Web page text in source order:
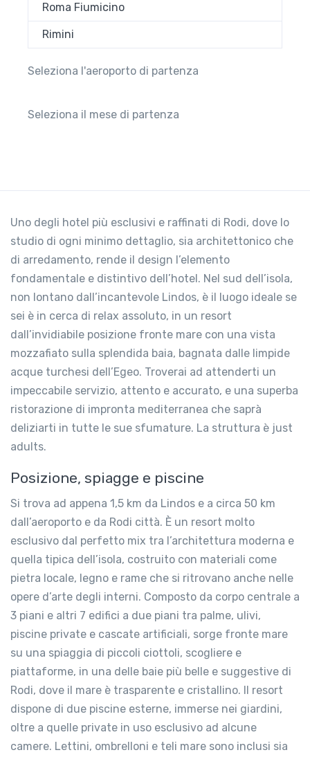
Roma Fiumicino
Rimini
Seleziona l'aeroporto di partenza
Seleziona il mese di partenza
Uno degli hotel più esclusivi e raffinati di Rodi, dove lo
studio di ogni minimo dettaglio, sia architettonico che
di arredamento, rende il design l’elemento
fondamentale e distintivo dell’hotel. Nel sud dell’isola,
non lontano dall’incantevole Lindos, è il luogo ideale se
sei è in cerca di relax assoluto, in un resort
dall’invidiabile posizione fronte mare con una vista
mozzafiato sulla splendida baia, bagnata dalle limpide
acque turchesi dell’Egeo. Troverai ad attenderti un
impeccabile servizio, attento e accurato, e una superba
ristorazione di impronta mediterranea che saprà
deliziarti in tutte le sue sfumature. La struttura è just
adults.
Posizione, spiagge e piscine
Si trova ad appena 1,5 km da Lindos e a circa 50 km
dall’aeroporto e da Rodi città. È un resort molto
esclusivo dal perfetto mix tra l’architettura moderna e
quella tipica dell’isola, costruito con materiali come
pietra locale, legno e rame che si ritrovano anche nelle
opere d’arte degli interni. Composto da corpo centrale a
3 piani e altri 7 edifici a due piani tra palme, ulivi,
piscine private e cascate artificiali, sorge fronte mare
su una spiaggia di piccoli ciottoli, scogliere e
piattaforme, in una delle baie più belle e suggestive di
Rodi, dove il mare è trasparente e cristallino. Il resort
dispone di due piscine esterne, immerse nei giardini,
oltre a quelle private in uso esclusivo ad alcune
camere. Lettini, ombrelloni e teli mare sono inclusi sia